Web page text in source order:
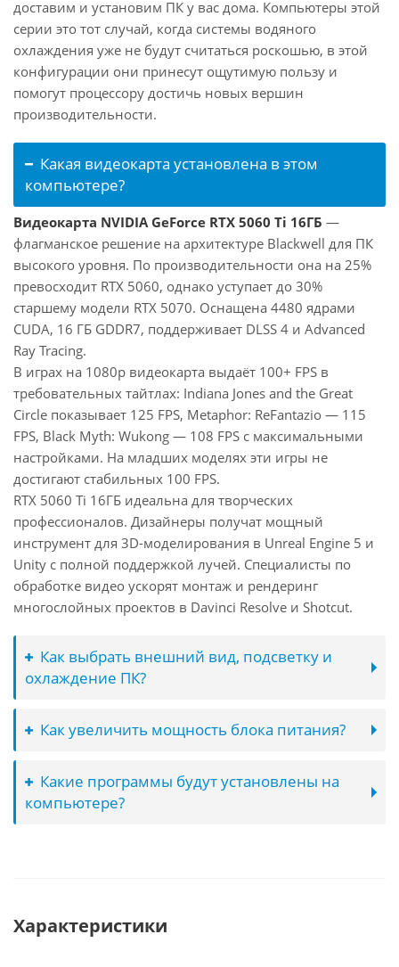
доставим и установим ПК у вас дома. Компьютеры этой
серии это тот случай, когда системы водяного
охлаждения уже не будут считаться роскошью, в этой
конфигурации они принесут ощутимую пользу и
помогут процессору достичь новых вершин
производительности.
Какая видеокарта установлена в этом
компьютере?
Видеокарта NVIDIA GeForce RTX 5060 Ti 16ГБ —
флагманское решение на архитектуре Blackwell для ПК
высокого уровня. По производительности она на 25%
превосходит RTX 5060, однако уступает до 30%
старшему модели RTX 5070. Оснащена 4480 ядрами
CUDA, 16 ГБ GDDR7, поддерживает DLSS 4 и Advanced
Ray Tracing.
В играх на 1080p видеокарта выдаёт 100+ FPS в
требовательных тайтлах: Indiana Jones and the Great
Circle показывает 125 FPS, Metaphor: ReFantazio — 115
FPS, Black Myth: Wukong — 108 FPS с максимальными
настройками. На младших моделях эти игры не
достигают стабильных 100 FPS.
RTX 5060 Ti 16ГБ идеальна для творческих
профессионалов. Дизайнеры получат мощный
инструмент для 3D-моделирования в Unreal Engine 5 и
Unity с полной поддержкой лучей. Специалисты по
обработке видео ускорят монтаж и рендеринг
многослойных проектов в Davinci Resolve и Shotcut.
Как выбрать внешний вид, подсветку и
охлаждение ПК?
Как увеличить мощность блока питания?
Какие программы будут установлены на
компьютере?
Характеристики